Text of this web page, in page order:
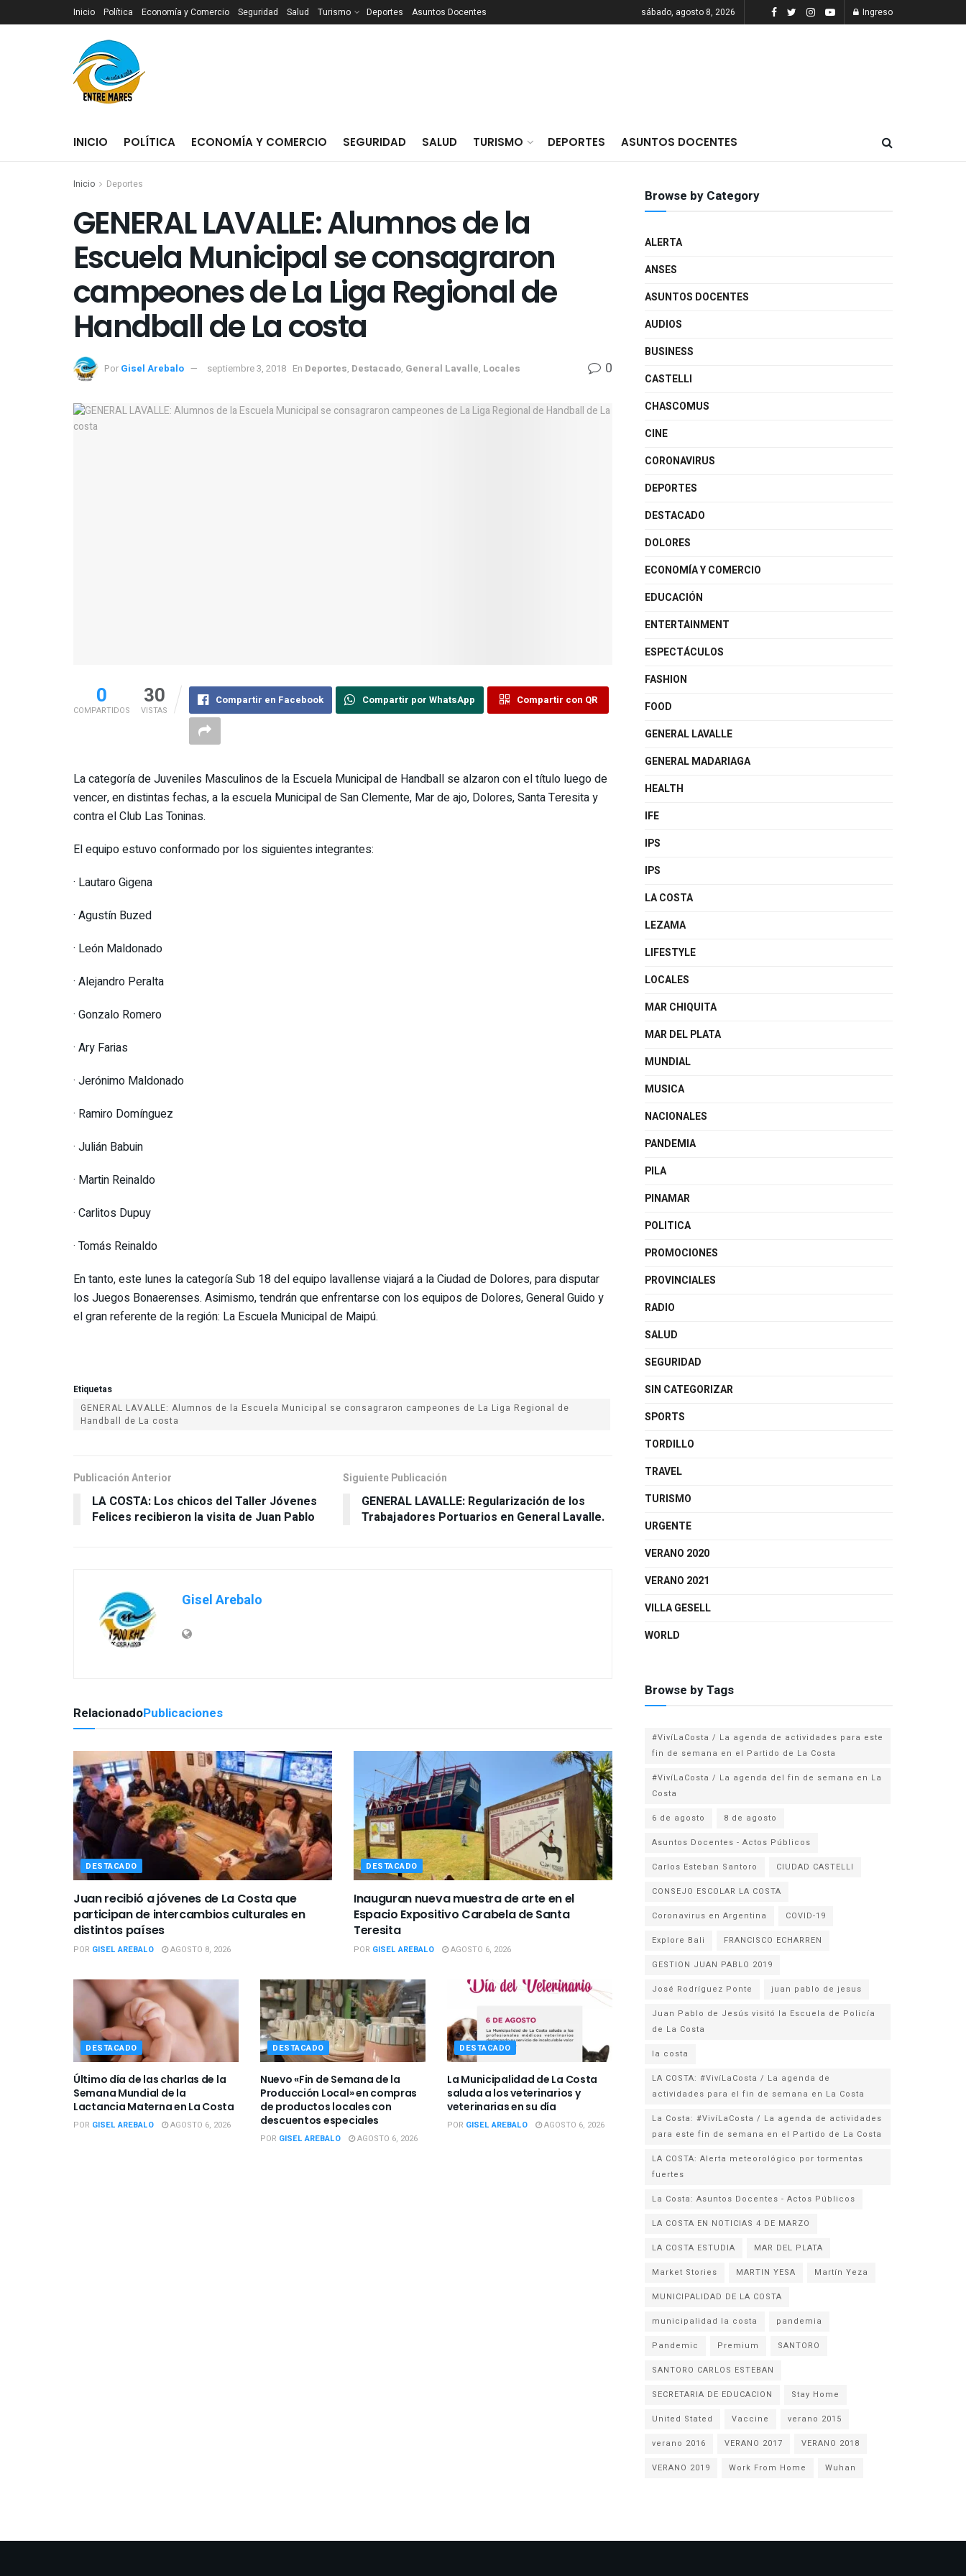
Inicio Política Economía y Comercio Seguridad Salud Turismo Deportes Asuntos Docentes sábado, agosto 8, 2026 Ingreso
INICIO POLÍTICA ECONOMÍA Y COMERCIO SEGURIDAD SALUD TURISMO DEPORTES ASUNTOS DOCENTES
Inicio Deportes
GENERAL LAVALLE: Alumnos de la
Escuela Municipal se consagraron
campeones de La Liga Regional de
Handball de La costa
Por Gisel Arebalo septiembre 3, 2018 En Deportes, Destacado, General Lavalle, Locales 0
0
COMPARTIDOS
30
VISTAS
Compartir en Facebook Compartir por WhatsApp Compartir con QR
La categoría de Juveniles Masculinos de la Escuela Municipal de Handball se alzaron con el título luego de
vencer, en distintas fechas, a la escuela Municipal de San Clemente, Mar de ajo, Dolores, Santa Teresita y
contra el Club Las Toninas.
El equipo estuvo conformado por los siguientes integrantes:
· Lautaro Gigena
· Agustín Buzed
· León Maldonado
· Alejandro Peralta
· Gonzalo Romero
· Ary Farias
· Jerónimo Maldonado
· Ramiro Domínguez
· Julián Babuin
· Martin Reinaldo
· Carlitos Dupuy
· Tomás Reinaldo
En tanto, este lunes la categoría Sub 18 del equipo lavallense viajará a la Ciudad de Dolores, para disputar
los Juegos Bonaerenses. Asimismo, tendrán que enfrentarse con los equipos de Dolores, General Guido y
el gran referente de la región: La Escuela Municipal de Maipú.
Etiquetas
GENERAL LAVALLE: Alumnos de la Escuela Municipal se consagraron campeones de La Liga Regional de
Handball de La costa
Publicación Anterior
LA COSTA: Los chicos del Taller Jóvenes
Felices recibieron la visita de Juan Pablo
Siguiente Publicación
GENERAL LAVALLE: Regularización de los
Trabajadores Portuarios en General Lavalle.
Gisel Arebalo
RelacionadoPublicaciones
DESTACADO
Juan recibió a jóvenes de La Costa que
participan de intercambios culturales en
distintos países
POR GISEL AREBALO AGOSTO 8, 2026
DESTACADO
Inauguran nueva muestra de arte en el
Espacio Expositivo Carabela de Santa
Teresita
POR GISEL AREBALO AGOSTO 6, 2026
DESTACADO
Último día de las charlas de la
Semana Mundial de la
Lactancia Materna en La Costa
POR GISEL AREBALO AGOSTO 6, 2026
DESTACADO
Nuevo «Fin de Semana de la
Producción Local» en compras
de productos locales con
descuentos especiales
POR GISEL AREBALO AGOSTO 6, 2026
DESTACADO
La Municipalidad de La Costa
saluda a los veterinarios y
veterinarias en su día
POR GISEL AREBALO AGOSTO 6, 2026
Browse by Category
ALERTA
ANSES
ASUNTOS DOCENTES
AUDIOS
BUSINESS
CASTELLI
CHASCOMUS
CINE
CORONAVIRUS
DEPORTES
DESTACADO
DOLORES
ECONOMÍA Y COMERCIO
EDUCACIÓN
ENTERTAINMENT
ESPECTÁCULOS
FASHION
FOOD
GENERAL LAVALLE
GENERAL MADARIAGA
HEALTH
IFE
IPS
IPS
LA COSTA
LEZAMA
LIFESTYLE
LOCALES
MAR CHIQUITA
MAR DEL PLATA
MUNDIAL
MUSICA
NACIONALES
PANDEMIA
PILA
PINAMAR
POLITICA
PROMOCIONES
PROVINCIALES
RADIO
SALUD
SEGURIDAD
SIN CATEGORIZAR
SPORTS
TORDILLO
TRAVEL
TURISMO
URGENTE
VERANO 2020
VERANO 2021
VILLA GESELL
WORLD
Browse by Tags
#VivíLaCosta / La agenda de actividades para este
fin de semana en el Partido de La Costa
#VivíLaCosta / La agenda del fin de semana en La
Costa
6 de agosto
8 de agosto
Asuntos Docentes - Actos Públicos
Carlos Esteban Santoro
CIUDAD CASTELLI
CONSEJO ESCOLAR LA COSTA
Coronavirus en Argentina
COVID-19
Explore Bali
FRANCISCO ECHARREN
GESTION JUAN PABLO 2019
José Rodríguez Ponte
juan pablo de jesus
Juan Pablo de Jesús visitó la Escuela de Policía
la costa
LA COSTA: #VivíLaCosta / La agenda de
actividades para el fin de semana en La Costa
La Costa: #VivíLaCosta / La agenda de actividades
para este fin de semana en el Partido de La Costa
LA COSTA: Alerta meteorológico por tormentas
fuertes
La Costa: Asuntos Docentes - Actos Públicos
LA COSTA EN NOTICIAS 4 DE MARZO
LA COSTA ESTUDIA
MAR DEL PLATA
Market Stories
MARTIN YESA
Martín Yeza
MUNICIPALIDAD DE LA COSTA
municipalidad la costa
pandemia
Pandemic
Premium
SANTORO
SANTORO CARLOS ESTEBAN
SECRETARIA DE EDUCACION
Stay Home
United Stated
Vaccine
verano 2015
verano 2016
VERANO 2017
VERANO 2018
VERANO 2019
Work From Home Wuhan